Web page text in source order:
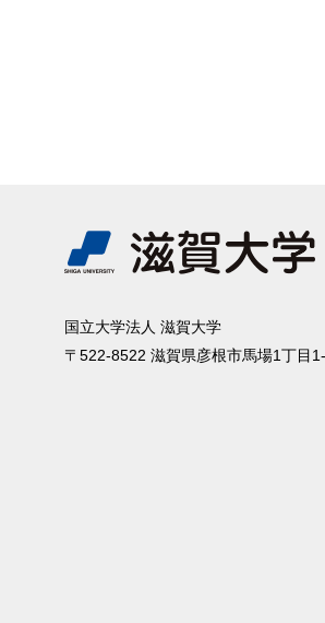
国⽴⼤学法⼈ 滋賀⼤学
〒522-8522 滋賀県彦根市⾺場1丁⽬